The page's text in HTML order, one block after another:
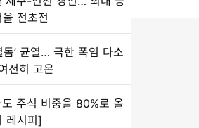
전초전
돔’ 균열… 극한 폭염 다소
전히 고온
도 주식 비중을 80%로 올
레시피]